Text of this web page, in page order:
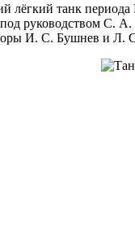
лёгкий танк
руководством С.
И. С. Бушнев и Л.